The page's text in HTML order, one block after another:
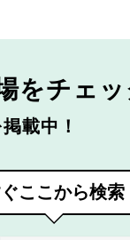
をチェ
載中！
ここから検索